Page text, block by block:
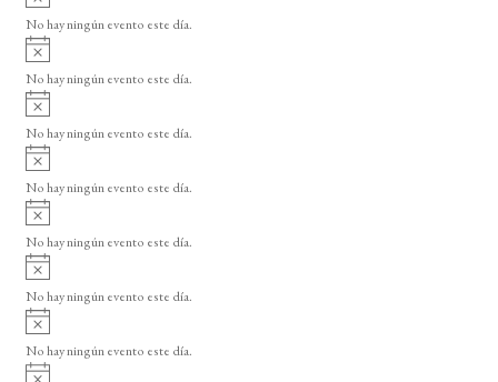
o
v
i
o
No hay ningún evento este día.
A
v
i
o
No hay ningún evento este día.
A
v
i
o
No hay ningún evento este día.
A
v
i
o
No hay ningún evento este día.
A
v
i
o
No hay ningún evento este día.
A
v
i
o
No hay ningún evento este día.
A
v
i
No hay ningún evento este día.
A